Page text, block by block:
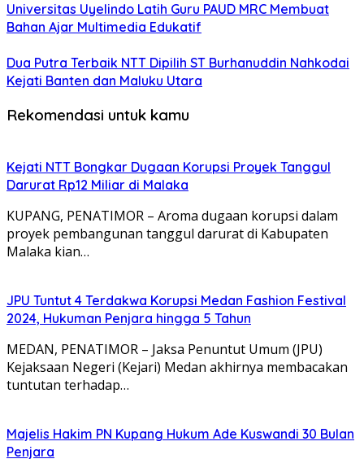
Universitas Uyelindo Latih Guru PAUD MRC Membuat
Bahan Ajar Multimedia Edukatif
Dua Putra Terbaik NTT Dipilih ST Burhanuddin Nahkodai
Kejati Banten dan Maluku Utara
Rekomendasi untuk kamu
Kejati NTT Bongkar Dugaan Korupsi Proyek Tanggul
Darurat Rp12 Miliar di Malaka
KUPANG, PENATIMOR – Aroma dugaan korupsi dalam
proyek pembangunan tanggul darurat di Kabupaten
Malaka kian…
JPU Tuntut 4 Terdakwa Korupsi Medan Fashion Festival
2024, Hukuman Penjara hingga 5 Tahun
MEDAN, PENATIMOR – Jaksa Penuntut Umum (JPU)
Kejaksaan Negeri (Kejari) Medan akhirnya membacakan
tuntutan terhadap…
Majelis Hakim PN Kupang Hukum Ade Kuswandi 30 Bulan
Penjara